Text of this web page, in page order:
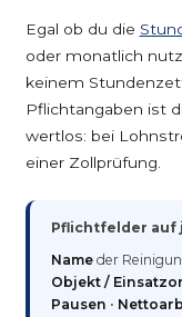
Egal ob du die
oder monatlich
keinem
Pflichtangaben ist
wertlos: bei
einer Zollprüfung.
Pflichtfelder auf
Name der
Objekt /
Pausen •